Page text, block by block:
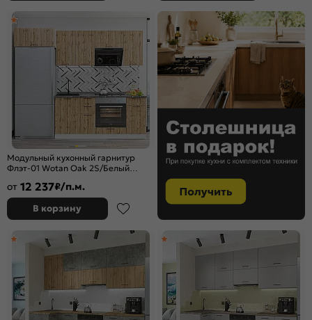
Модульный кухонный гарнитур
Флэт-01 Wotan Oak 2S/Белый
от 12 237₽/п.м.
В корзину